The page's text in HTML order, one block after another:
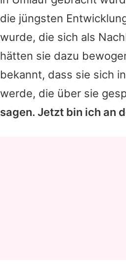
die jüngsten
wurde, die sich als
hätten sie dazu
bekannt, dass sie sich
werde, die über sie
sagen. Jetzt bin ich an